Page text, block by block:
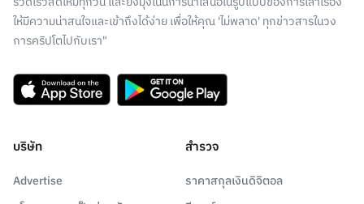
ให้มีความน่าสนใจและเข้าถึงได้ง่าย เพื่อให้คุณ 'ไม่พลาด' ทุกข่าวสารในวง
การคริปโตไปกับเรา"
บริษัท
Advertise
สำรวจ
ราคาสกุลเงินดิจิตอล